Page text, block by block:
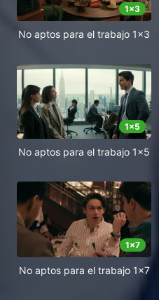
1x3
No aptos para el trabajo 1x3
1x5
No aptos para el trabajo 1x5
1x7
No aptos para el trabajo 1x7